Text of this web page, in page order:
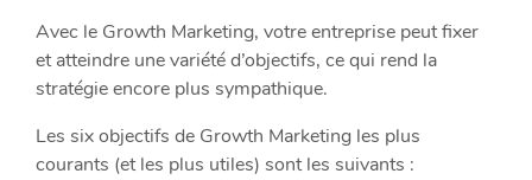
Avec le Growth Marketing, votre entreprise peut fixer
et atteindre une variété d’objectifs, ce qui rend la
stratégie encore plus sympathique.
Les six objectifs de Growth Marketing les plus
courants (et les plus utiles) sont les suivants :